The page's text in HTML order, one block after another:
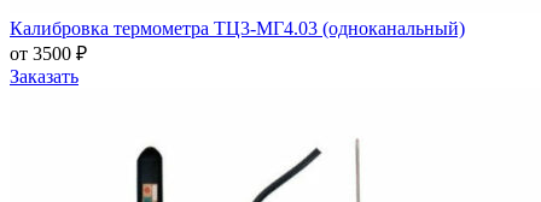
Калибровка термометра ТЦ3-МГ4.03 (одноканальный)
от 3500 ₽
Заказать